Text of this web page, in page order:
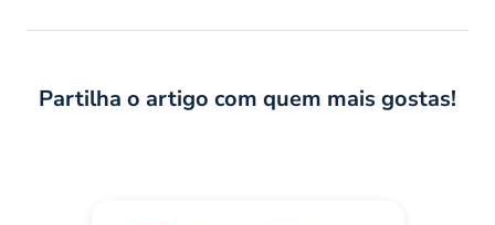
Partilha o artigo com quem mais gostas!